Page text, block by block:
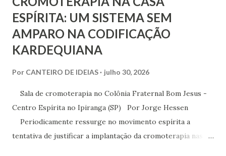
ESPÍRITA: UM SISTEMA SEM
AMPARO NA CODIFICAÇÃO
KARDEQUIANA
Por CANTEIRO DE IDEIAS julho 30, 2026
Sala de cromoterapia no Colônia Fraternal Bom Jesus -
Centro Espírita no Ipiranga (SP) Por Jorge Hessen
Periodicamente ressurge no movimento espírita a
tentativa de justificar a implantação da cromoterapia nas